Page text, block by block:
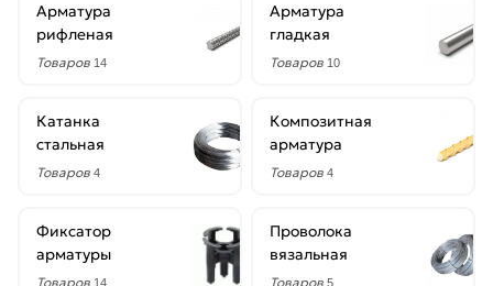
Арматура
рифленая
Товаров 14
Арматура
гладкая
Товаров 10
Катанка
стальная
Товаров 4
Композитная
арматура
Товаров 4
Фиксатор
арматуры
Товаров 14
Проволока
вязальная
Товаров 5
Цена
руб.
1.2
мм